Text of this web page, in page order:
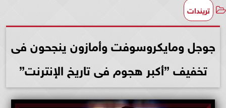
تريندات
جوجل ومايكروسوفت وأمازون ينجحون فى
تخفيف ”أكبر هجوم فى تاريخ الإنترنت”